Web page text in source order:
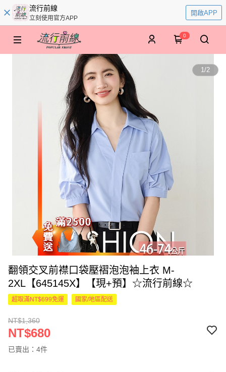
流行前線
立刻使用官方APP
開啟APP
0
1/2
翻領交叉前襟口袋壓褶泡泡袖上衣 M-
2XL【645145X】【現+預】☆流行前線☆
超取滿NT$699免運 國家/地區配送
NT$1,360
NT$680
已賣出：4件